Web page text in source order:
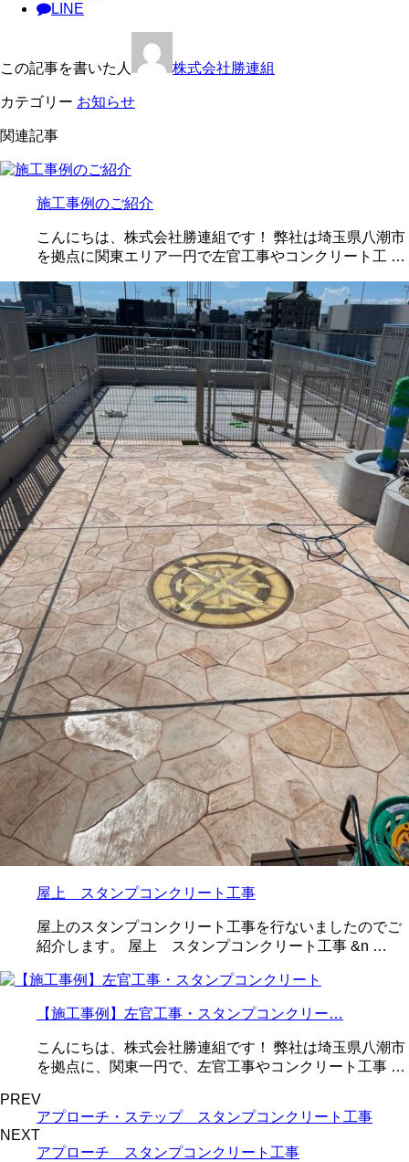
LINE
この記事を書いた人 株式会社勝連組
カテゴリー お知らせ
関連記事
施工事例のご紹介
こんにちは、株式会社勝連組です！ 弊社は埼玉県八潮市
を拠点に関東エリア一円で左官工事やコンクリート工 …
屋上 スタンプコンクリート工事
屋上のスタンプコンクリート工事を行ないましたのでご
紹介します。 屋上 スタンプコンクリート工事 &n …
【施工事例】左官工事・スタンプコンクリー…
こんにちは、株式会社勝連組です！ 弊社は埼玉県八潮市
を拠点に、関東一円で、左官工事やコンクリート工事 …
PREV
アプローチ・ステップ スタンプコンクリート工事
NEXT
アプローチ スタンプコンクリート工事